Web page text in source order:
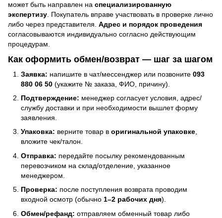
может быть направлен на специализированную
экспертизу . Покупатель вправе участвовать в проверке лично
либо через представителя. Адрес и порядок проведения
согласовываются индивидуально согласно действующим
процедурам.
Как оформить обмен/возврат — шаг за шагом
Заявка: напишите в чат/мессенджер или позвоните 093
880 06 50 (укажите № заказа, ФИО, причину).
Подтверждение: менеджер согласует условия, адрес/
службу доставки и при необходимости вышлет форму
заявления.
Упаковка: верните товар в оригинальной упаковке,
вложите чек/талон.
Отправка: передайте посылку рекомендованным
перевозчиком на склад/отделение, указанное
менеджером.
Проверка: после поступления возврата проводим
входной осмотр (обычно 1–2 рабочих дня).
Обмен/рефанд: отправляем обменный товар либо